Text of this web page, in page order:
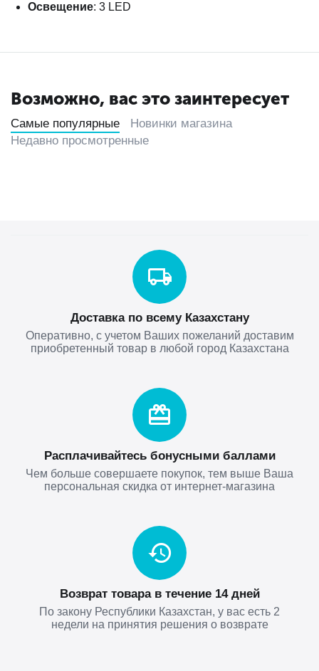
Освещение: 3 LED
Возможно, вас это заинтересует
Самые популярные
Новинки магазина
Недавно просмотренные
Доставка по всему Казахстану
Оперативно, с учетом Ваших пожеланий доставим
приобретенный товар в любой город Казахстана
Расплачивайтесь бонусными баллами
Чем больше совершаете покупок, тем выше Ваша
персональная скидка от интернет-магазина
Возврат товара в течение 14 дней
По закону Республики Казахстан, у вас есть 2
недели на принятия решения о возврате